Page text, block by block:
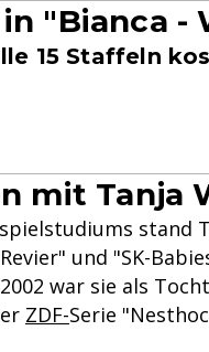
"Bianca -
15 Staffeln
mit Tanja
stand
und "SK-
war sie als
ZDF-Serie